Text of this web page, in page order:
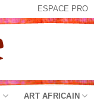
ESPACE PRO
ART AFRICAIN